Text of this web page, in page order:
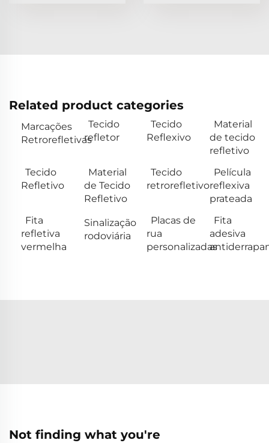
Related product categories
Marcações
Retrorefletivas
Tecido
refletor
Tecido
Reflexivo
Material
de tecido
refletivo
Tecido
Refletivo
Material
de Tecido
Refletivo
Tecido
retrorefletivo
Película
reflexiva
prateada
Fita
refletiva
vermelha
Sinalização
rodoviária
Placas de
rua
personalizadas
Fita
adesiva
Not finding what you're